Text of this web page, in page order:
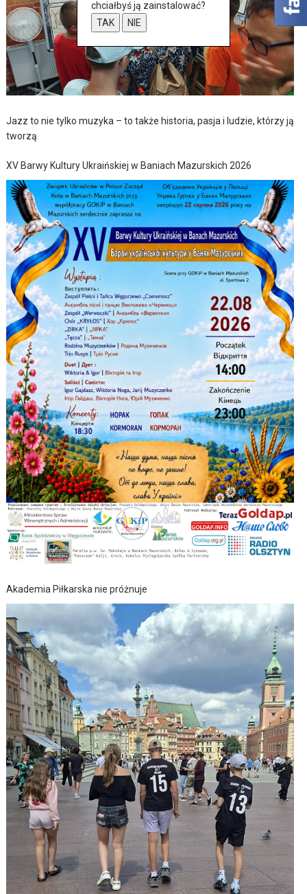
Jazz to nie tylko muzyka – to także historia, pasja i ludzie, którzy ją
tworzą
XV Barwy Kultury Ukraińskiej w Baniach Mazurskich 2026
Akademia Piłkarska nie próżnuje
chciałbyś ją zainstalować?
TAK
NIE